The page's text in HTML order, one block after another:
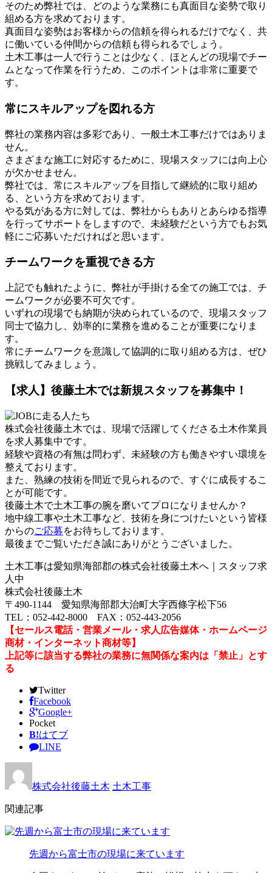
そのため弊社では、どのような業務にも真面目な姿勢で取り
組める方を求めております。
真面目な姿勢はお客様からの信頼を得られるだけでなく、共
に働いている仲間からの信頼も得られるでしょう。
土木工事は一人で行うことは少なく、ほとんどの現場でチー
ムとなって作業を行うため、このポイントは非常に重要で
す。
常にスキルアップを図れる方
弊社の業務内容は多彩であり、一般土木工事だけではありま
せん。
さまざまな施工に対応するために、現場スタッフには向上心
が欠かせません。
弊社では、常にスキルアップを目指して継続的に取り組め
る、という方を求めております。
やる気がある方に対しては、弊社からもありとあらゆる指導
を行ってサポートをしますので、未経験だという方でもお気
軽にご応募いただければと思います。
チームワークを重視できる方
上記でも触れたように、弊社が手掛ける全ての施工では、チ
ームワークが必要不可欠です。
いずれの現場でも納期が決められているので、現場スタッフ
同士で協力し、効率的に業務を進めることが重要になりま
す。
常にチームワークを意識して協調的に取り組める方は、ぜひ
挑戦してみましょう。
【求人】後藤土木では新規スタッフを募集中！
株式会社後藤土木では、現場で活躍してくださる土木作業員
を求人募集中です。
経験や資格の有無は問わず、未経験の方も働きやすい環境を
整えております。
また、熟練の技術を間近で見られるので、すぐに成長するこ
とが可能です。
後藤土木で土木工事の腕を磨いてプロになりませんか？
地中線工事や土木工事など、技術を身につけたいという皆様
からのご応募をお待ちしております。
最後までご覧いただき誠にありがとうございました。
土木工事は愛知県海部郡の株式会社後藤土木へ｜スタッフ求
人中
株式会社後藤土木
〒490-1144 愛知県海部郡大治町大字西條字松下56
TEL：052-442-8000 FAX：052-443-2056
【セールス電話・営業メール・求人広告媒体・ホームページ
商材・インターネット商材等】
上記等に該当する弊社の業務に無関係な案内は「禁止」とす
る
Twitter
Facebook
Google+
Pocket
B!はてブ
LINE
株式会社後藤土木 土木工事
関連記事
先週から富士市の現場に来ています